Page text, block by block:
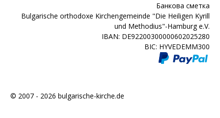
Банкова сметка
Bulgarische orthodoxe Kirchengemeinde "Die Heiligen Kyrill
und Methodius"-Hamburg e.V.
IBAN: DE92200300000602025280
BIC: HYVEDEMM300
© 2007 - 2026 bulgarische-kirche.de